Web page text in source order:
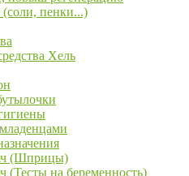
(соли, пенки...)
Хель
(Шприцы)
(Тесты на беременность)